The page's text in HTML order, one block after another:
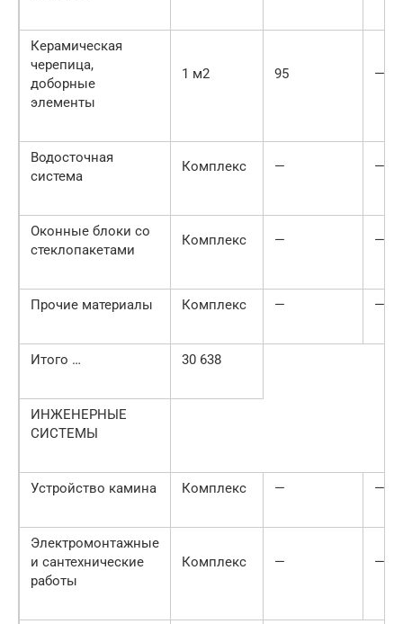
Керамическая
черепица,
доборные
элементы
1 м2 95 —
Водосточная
система
Комплекс — —
Оконные блоки со
стеклопакетами
Комплекс — —
Прочие материалы Комплекс — —
Итого … 30 638
ИНЖЕНЕРНЫЕ
СИСТЕМЫ
Устройство камина Комплекс — —
Электромонтажные
и сантехнические
работы
Комплекс — —